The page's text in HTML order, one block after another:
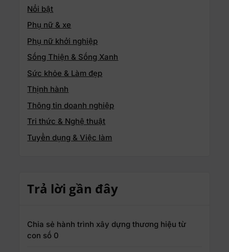
Nổi bật
Phụ nữ & xe
Phụ nữ khởi nghiệp
Sống Thiện & Sống Xanh
Sức khỏe & Làm đẹp
Thịnh hành
Thông tin doanh nghiệp
Tri thức & Nghệ thuật
Tuyển dụng & Việc làm
Trả lời gần đây
Chia sẻ hành trình xây dựng thương hiệu từ
con số 0